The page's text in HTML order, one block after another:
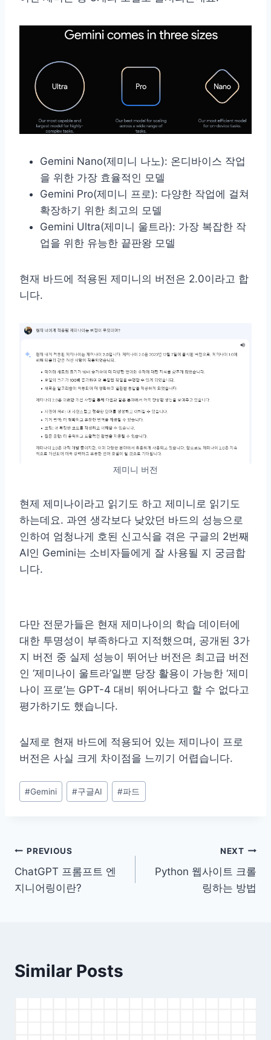
Gemini Nano(제미니 나노): 온디바이스 작업
을 위한 가장 효율적인 모델
Gemini Pro(제미니 프로): 다양한 작업에 걸쳐
확장하기 위한 최고의 모델
Gemini Ultra(제미니 울트라): 가장 복잡한 작
업을 위한 유능한 끝판왕 모델
현재 바드에 적용된 제미니의 버전은 2.0이라고 합
니다.
제미니 버전
현제 제미나이라고 읽기도 하고 제미니로 읽기도
하는데요. 과연 생각보다 낮았던 바드의 성능으로
인하여 엄청나게 호된 신고식을 겪은 구글의 2번째
AI인 Gemini는 소비자들에게 잘 사용될 지 궁금합
니다.
다만 전문가들은 현재 제미나이의 학습 데이터에
대한 투명성이 부족하다고 지적했으며, 공개된 3가
지 버전 중 실제 성능이 뛰어난 버전은 최고급 버전
인 ‘제미나이 울트라’일뿐 당장 활용이 가능한 ‘제미
나이 프로’는 GPT-4 대비 뛰어나다고 할 수 없다고
평가하기도 했습니다.
실제로 현재 바드에 적용되어 있는 제미나이 프로
버전은 사실 크게 차이점을 느끼기 어렵습니다.
Post
Tags:
#Gemini #구글AI #파드
글
탐
PREVIOUS
ChatGPT 프롬프트 엔
지니어링이란?
NEXT
Python 웹사이트 크롤
링하는 방법
Similar Posts